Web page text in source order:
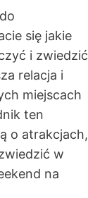
się jakie
i zwiedzić
relacja i
miejscach
ten
o atrakcjach,
w
na